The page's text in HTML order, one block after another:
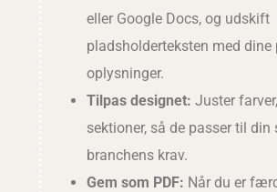
eller Google Docs, og udskift
pladsholderteksten med dine
oplysninger.
Tilpas designet: Juster
sektioner, så de passer til din
branchens krav.
Gem som PDF: Når du er